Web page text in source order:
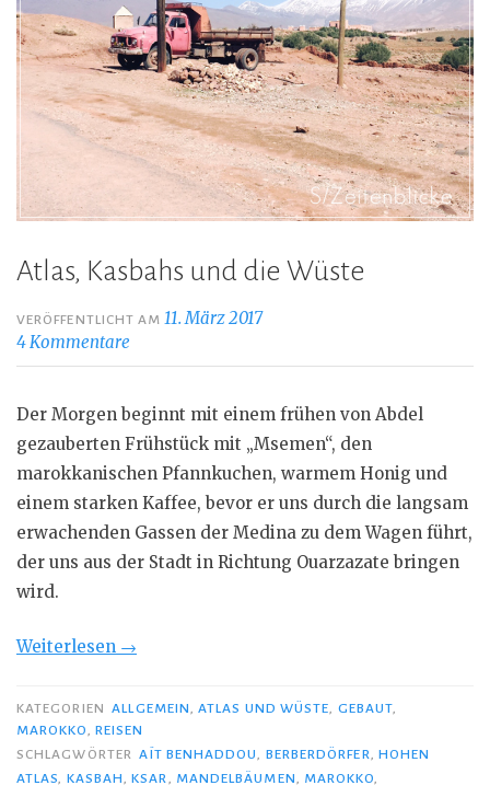
Atlas, Kasbahs und die Wüste
VERÖFFENTLICHT AM11. März 2017
4 Kommentare
Der Morgen beginnt mit einem frühen von Abdel
gezauberten Frühstück mit „Msemen“, den
marokkanischen Pfannkuchen, warmem Honig und
einem starken Kaffee, bevor er uns durch die langsam
erwachenden Gassen der Medina zu dem Wagen führt,
der uns aus der Stadt in Richtung Ouarzazate bringen
wird.
Weiterlesen „Atlas,
und
die
Wüste“
→
KATEGORIEN ALLGEMEIN,ATLAS UND WÜSTE, GEBAUT,
MAROKKO, REISEN
SCHLAGWÖRTER AÏT BENHADDOU, BERBERDÖRFER, HOHEN
ATLAS, KASBAH,KSAR, MANDELBÄUMEN, MAROKKO,